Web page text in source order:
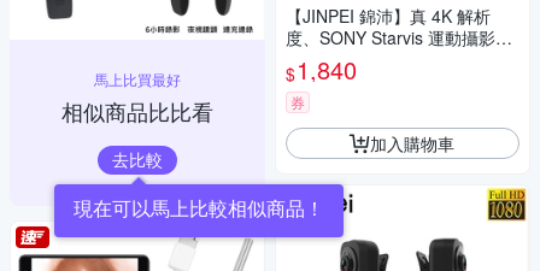
馬上比買最好
相似商品比比看
去比較
現在可以馬上比較相似商品！
【JINPEI 錦沛】真 4K 解析
度、SONY Starvis 運動攝影
機、防水型 、APP即時傳輸、
防抖動 JS-07B
$1,840
券
加入購物車